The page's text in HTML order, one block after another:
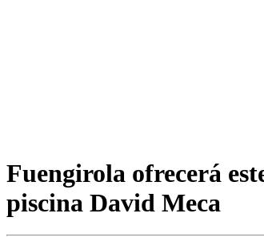
Fuengirola ofrecerá
piscina David Meca